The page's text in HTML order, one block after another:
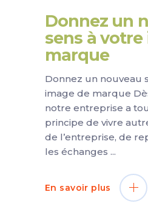
Donnez un
sens à
marque
Donnez un nouveau
image de marque
notre entreprise a
principe de vivre
de l’entreprise, de
les échanges
En savoir plus